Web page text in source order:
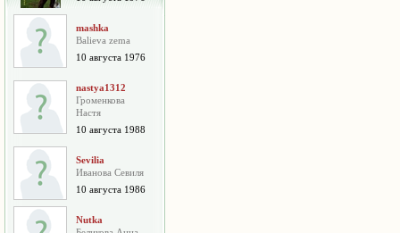
mashka
Balieva zema
10 августа 1976
nastya1312
Громенкова
Настя
10 августа 1988
Sevilia
Иванова Севиля
10 августа 1986
Nutka